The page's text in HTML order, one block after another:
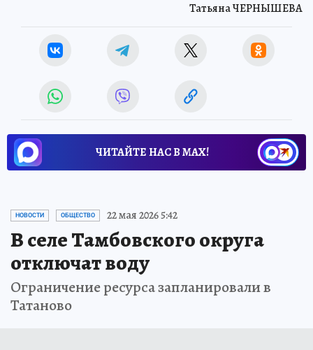
Татьяна ЧЕРНЫШЕВА
ЧИТАЙТЕ НАС В МАХ!
НОВОСТИ ОБЩЕСТВО 22 мая 2026 5:42
В селе Тамбовского округа
отключат воду
Ограничение ресурса запланировали в
Татаново